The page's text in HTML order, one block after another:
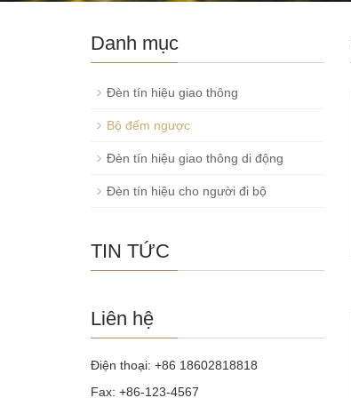
Danh mục
Đèn tín hiệu giao thông
Bộ đếm ngược
Đèn tín hiệu giao thông di động
Đèn tín hiệu cho người đi bộ
TIN TỨC
Liên hệ
Điện thoại: +86 18602818818
Fax: +86-123-4567